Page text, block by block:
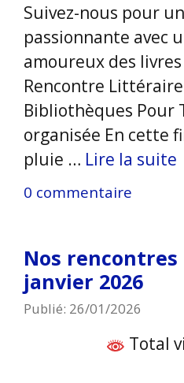
Suivez-nous pour
passionnante avec
amoureux des
Rencontre
Bibliothèques Pour
organisée En cette
pluie … Lire la suite
0 commentaire
Nos
janvier 2026
Publié: 26/01/2026
Total